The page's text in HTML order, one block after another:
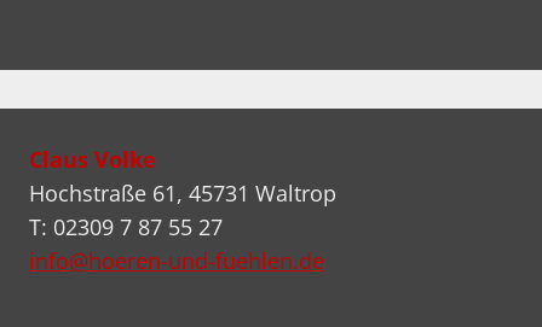
Claus Volke
Hochstraße 61, 45731 Waltrop
T: 02309 7 87 55 27
info@hoeren-und-fuehlen.de